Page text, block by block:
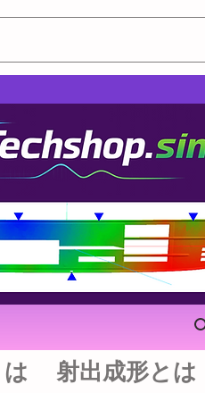
射出成形とは